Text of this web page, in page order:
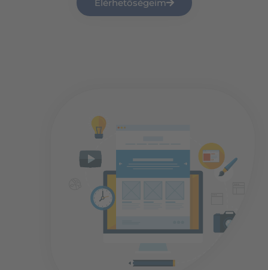
Elérhetőségeim